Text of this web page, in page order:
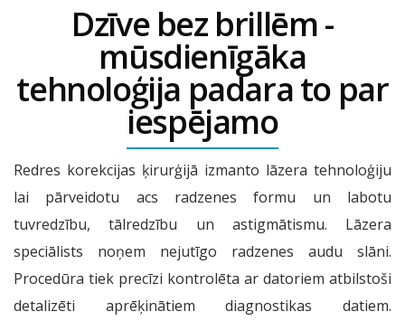
Dzīve bez brillēm -
mūsdienīgāka
tehnoloģija padara to par
iespējamo
Redres korekcijas ķirurģijā izmanto lāzera tehnoloģiju
lai pārveidotu acs radzenes formu un labotu
tuvredzību, tālredzību un astigmātismu. Lāzera
speciālists noņem nejutīgo radzenes audu slāni.
Procedūra tiek precīzi kontrolēta ar datoriem atbilstoši
detalizēti aprēķinātiem diagnostikas datiem.